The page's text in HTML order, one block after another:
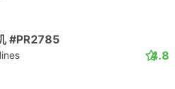
#PR2785
4.8